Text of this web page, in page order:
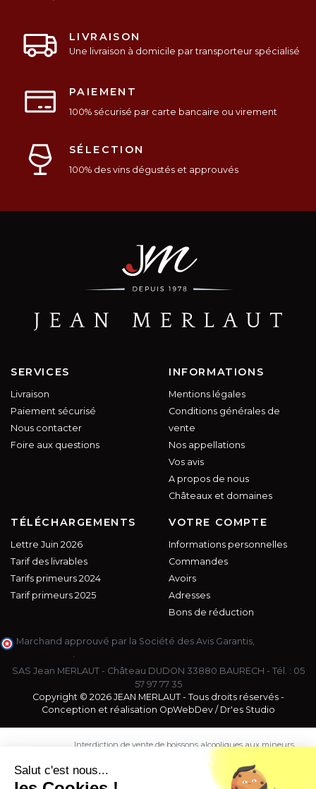
LIVRAISON
Une livraison à domicile par transporteur spécialisé
PAIEMENT
100% sécurisé par carte bancaire ou virement
SÉLECTION
100% des vins dégustés et approuvés
SERVICES
Livraison
Paiement sécurisé
Nous contacter
Foire aux questions
INFORMATIONS
Mentions légales
Conditions générales de
vente
Nos appellations
Vos avis
A propos de nous
Châteaux et domaines
TÉLÉCHARGEMENTS
Lettre Juin 2026
Tarif des livrables
Tarifs primeurs 2024
Tarif primeurs 2025
VOTRE COMPTE
Informations personnelles
Commandes
Avoirs
Adresses
Bons de réduction
Marchand approuvé par la Société des Avis Garantis,
SAS Jean MERLAUT - Château DUDON 33880 BAURECH - Tél. : 05
57 97 77 35
Copyright © 2026 JEAN MERLAUT - Tous droits réservés -
Conception et réalisation OpWebDev/ Dr'es Studio
Interdiction de vente de boissons alcooliques aux mineurs
de moins de 18 ans. La preuve de majorité de l'acheteur
est exigée au moment de la vente en ligne.
CODE DE LA SANTE PUBLIQUE, ART. L. 3342-1 et L. 3353-3
Salut c'est nous...